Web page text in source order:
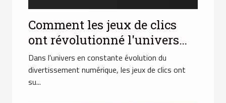
Comment les jeux de clics
ont révolutionné l'univers
des jeux pour adultes ?
Dans l'univers en constante évolution du
divertissement numérique, les jeux de clics ont
su...